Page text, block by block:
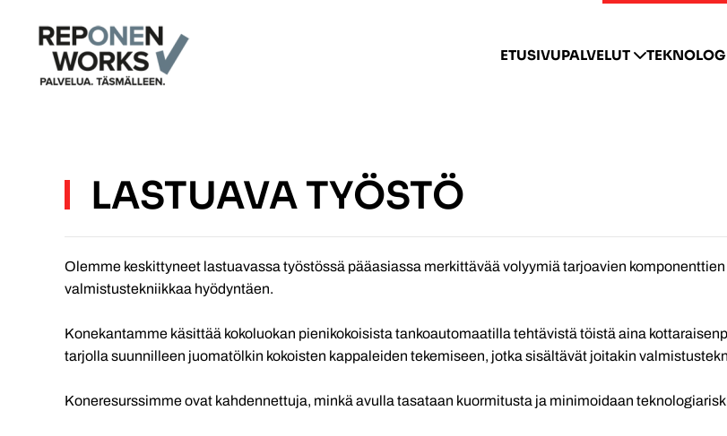
Skip to main content ETUSIVUPALVELUT
LASTUAVA TYÖSTÖ
Olemme keskittyneet lastuavassa työstössä pääasiassa merkittävää volyymiä tarjoavien
valmistustekniikkaa hyödyntäen.
Konekantamme käsittää kokoluokan pienikokoisista tankoautomaatilla tehtävistä töistä aina
tarjolla suunnilleen juomatölkin kokoisten kappaleiden tekemiseen, jotka sisältävät joitakin
Koneresurssimme ovat kahdennettuja, minkä avulla tasataan kuormitusta ja minimoidaan